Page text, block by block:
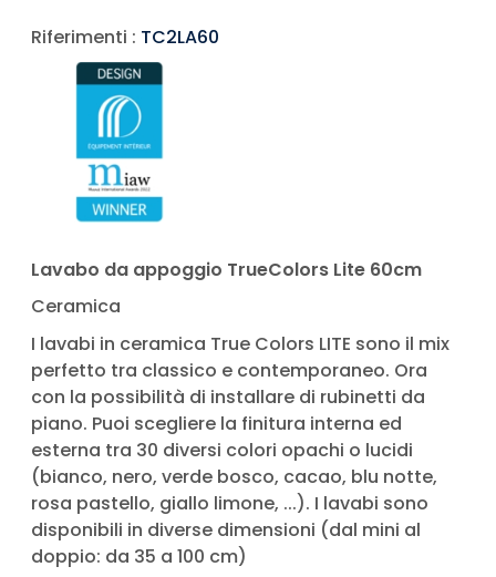
Riferimenti : TC2LA60
Lavabo da appoggio TrueColors Lite 60cm
Ceramica
I lavabi in ceramica True Colors LITE sono il mix
perfetto tra classico e contemporaneo. Ora
con la possibilità di installare di rubinetti da
piano. Puoi scegliere la finitura interna ed
esterna tra 30 diversi colori opachi o lucidi
(bianco, nero, verde bosco, cacao, blu notte,
rosa pastello, giallo limone, ...). I lavabi sono
disponibili in diverse dimensioni (dal mini al
doppio: da 35 a 100 cm)